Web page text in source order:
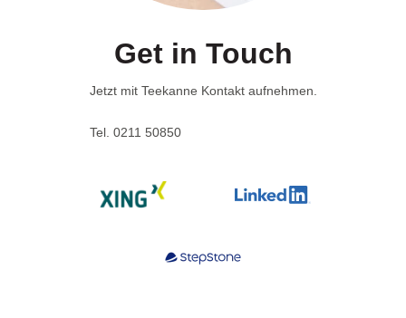
Get in Touch
Jetzt mit Teekanne Kontakt aufnehmen.
Tel. 0211 50850